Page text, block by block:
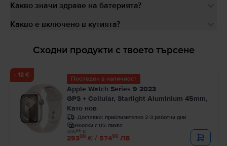
Какво значи здраве на батерията?
Какво е включено в кутията?
Сходни продукти с твоето търсене
- 12 €
Последен в наличност
Apple Watch Series 9 2023
GPS + Cellular, Starlight Aluminium 45mm,
Като нов
Доставка: приблизително 2-3 работни дни
Вноски с 0% лихва
29399 € / 57499 ЛВ
30599€